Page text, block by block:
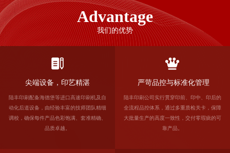
Advantage
我们的优势
尖端设备，印艺精湛
陆丰印刷配备海德堡等进口高速印刷机及自
动化后道设备，由经验丰富的技师团队精细
调校，确保每件产品色彩饱满、套准精确、
品质卓越。
严苛品控与标准化管理
陆丰印刷公司实行贯穿印前、印中、印后的
全流程品控体系，通过多重质检关卡，保障
大批量生产的高度一致性，交付零瑕疵的可
靠产品。